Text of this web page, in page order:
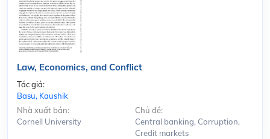
Law, Economics, and Conflict
Tác giả:
Basu, Kaushik
Nhà xuất bản:
Cornell University
Chủ đề:
Central banking, Corruption,
Credit markets